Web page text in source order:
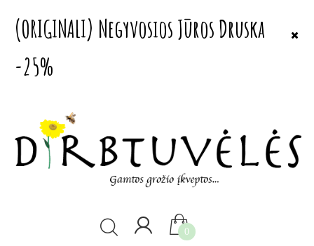
(ORIGINALI) Negyvosios Jūros Druska
-25%
0